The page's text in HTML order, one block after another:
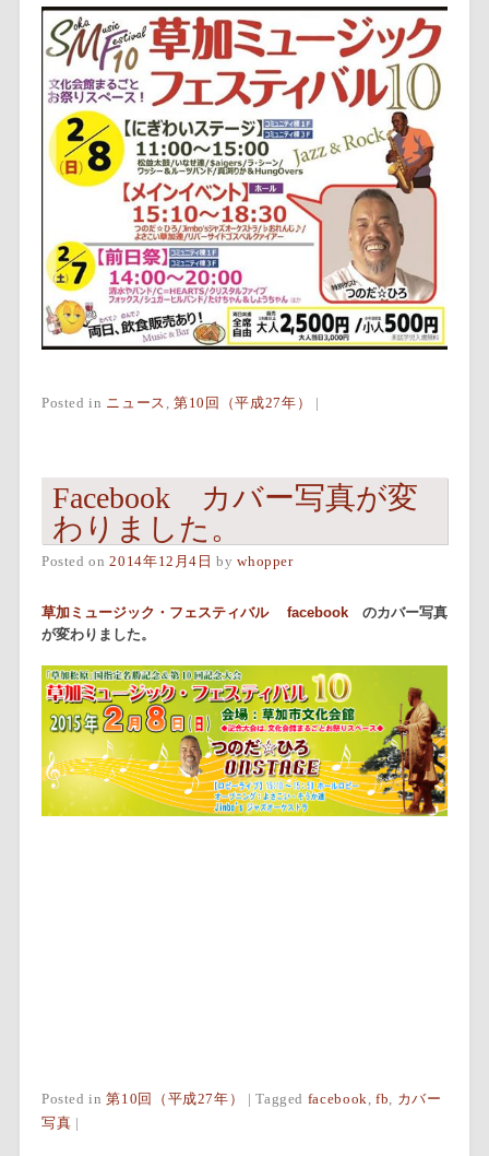
Posted in ニュース ,第10回（平成27年）
Facebook カバー写真が変
わりました。
Posted on2014年12月4日 bywhopper
草加ミュージック・フェスティバル facebookのカバー写真
が変わりました。
Posted in第10回（平成27年） |Tagged facebook,fb, カバー
写真 |